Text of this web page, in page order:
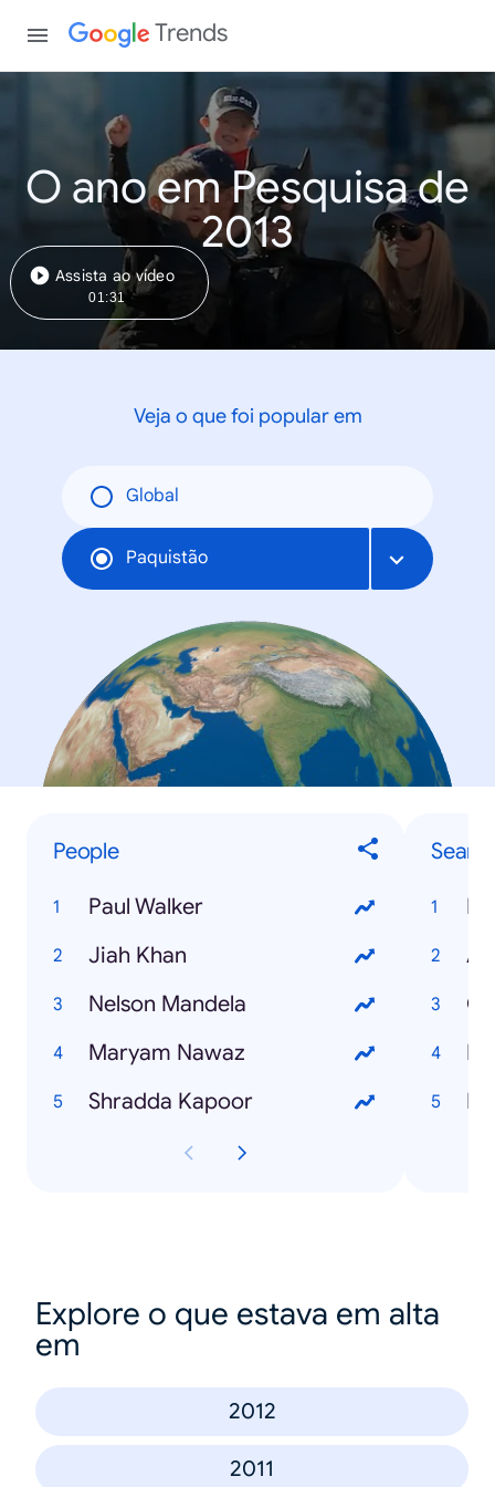
Trends
O ano em Pesquisa de
2013
Assista ao vídeo
01:31
Veja o que foi popular em
Global
Paquistão
People
Paul Walker
Jiah Khan
Nelson Mandela
Maryam Nawaz
Shradda Kapoor
Explore o que estava em alta
em
2012
2011